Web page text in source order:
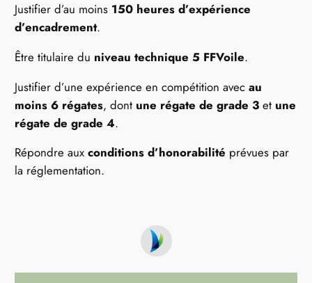
Justifier d’au moins 150 heures d’expérience
d’encadrement.
Être titulaire du niveau technique 5 FFVoile.
Justifier d’une expérience en compétition avecau
moins 6 régates, dont une régate de grade 3 et une
régate de grade 4.
Répondre auxconditions d’honorabilité prévues par
la réglementation.